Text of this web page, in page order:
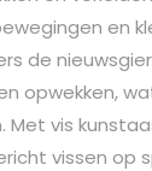
en
de
opwekken,
vis
vissen op